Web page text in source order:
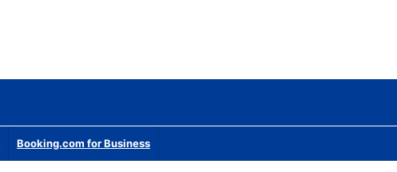
Booking.com for Business